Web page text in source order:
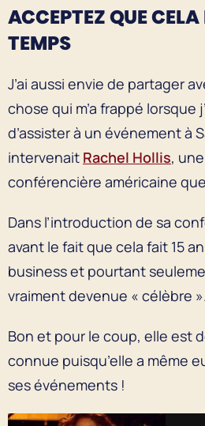
ACCEPTEZ QUE
TEMPS
J’ai aussi envie de partager
chose qui m’a frappé lorsque
d’assister à un événement à
intervenait Rachel Hollis,
conférencière américaine que
Dans l’introduction de sa
avant le fait que cela fait 15
business et pourtant
vraiment devenue « célèbre ».
Bon et pour le coup, elle est
connue puisqu’elle a même
ses événements !